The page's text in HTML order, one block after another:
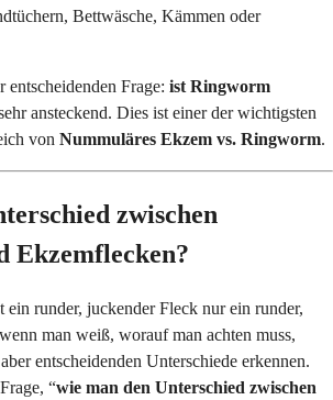
Bettwäsche, Kämmen oder
Frage: ist Ringworm
ansteckend. Dies ist einer der wichtigsten
von Nummuläres Ekzem vs. Ringworm.
zwischen
Ekzemflecken?
runder, juckender Fleck nur ein runder,
man weiß, worauf man achten muss,
entscheidenden Unterschiede erkennen.
“wie man den Unterschied zwischen